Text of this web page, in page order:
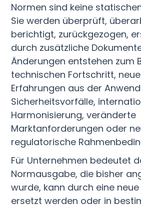
Normen sind keine
Sie werden überprüft,
berichtigt, zurückgezogen,
durch zusätzliche
Änderungen entstehen zum
technischen Fortschritt,
Erfahrungen aus der
Sicherheitsvorfälle,
Harmonisierung, veränderte
Marktanforderungen oder
regulatorische
Für Unternehmen bedeutet
Normausgabe, die bisher
wurde, kann durch eine
ersetzt werden oder in